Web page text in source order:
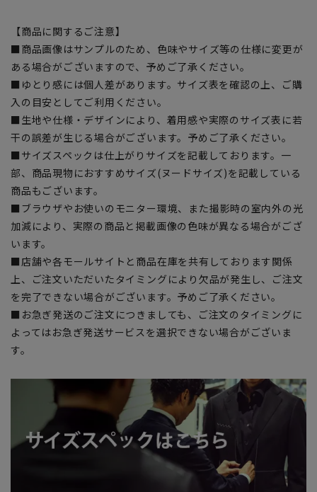
【商品に関するご注意】
■商品画像はサンプルのため、色味やサイズ等の仕様に変更が
ある場合がございますので、予めご了承ください。
■ゆとり感には個人差があります。サイズ表を確認の上、ご購
入の目安としてご利用ください。
■生地や仕様・デザインにより、着用感や実際のサイズ表に若
干の誤差が生じる場合がございます。予めご了承ください。
■サイズスペックは仕上がりサイズを記載しております。一
部、商品現物におすすめサイズ(ヌードサイズ)を記載している
商品もございます。
■ブラウザやお使いのモニター環境、また撮影時の室内外の光
加減により、実際の商品と掲載画像の色味が異なる場合がござ
います。
■店舗や各モールサイトと商品在庫を共有しております関係
上、ご注文いただいたタイミングにより欠品が発生し、ご注文
を完了できない場合がございます。予めご了承ください。
■お急ぎ発送のご注文につきましても、ご注文のタイミングに
よってはお急ぎ発送サービスを選択できない場合がございま
す。